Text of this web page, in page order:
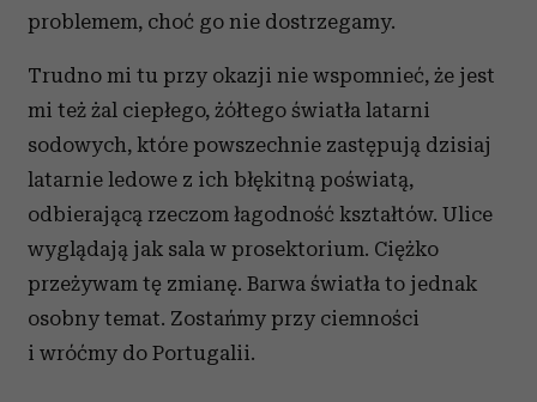
problemem, choć go nie dostrzegamy.
Trudno mi tu przy okazji nie wspomnieć, że jest
mi też żal ciepłego, żółtego światła latarni
sodowych, które powszechnie zastępują dzisiaj
latarnie ledowe z ich błękitną poświatą,
odbierającą rzeczom łagodność kształtów. Ulice
wyglądają jak sala w prosektorium. Ciężko
przeżywam tę zmianę. Barwa światła to jednak
osobny temat. Zostańmy przy ciemności
i wróćmy do Portugalii.